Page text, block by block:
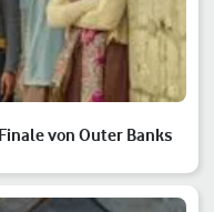
von Outer Banks